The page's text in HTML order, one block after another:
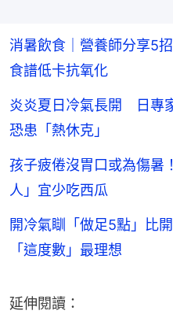
消暑飲食｜營養師分享5
食譜低卡抗氧化
炎炎夏日冷氣長開 日專
恐患「熱休克」
孩子疲倦沒胃口或為傷暑
人」宜少吃西瓜
開冷氣瞓「做足5點」比
「這度數」最理想
延伸閱讀：